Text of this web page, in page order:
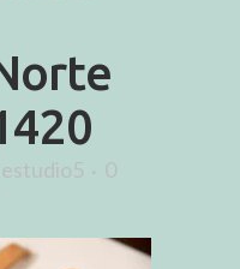
estudio5
0